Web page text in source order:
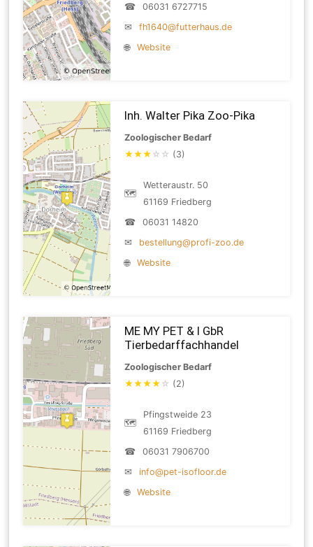
☎
06031 6727715
✉
fh1640@futterhaus.de
🌐
Website
Inh. Walter Pika Zoo-Pika
Zoologischer Bedarf
★★★ ☆ ☆ (3)
🗺
Wetteraustr. 50
61169 Friedberg
☎
06031 14820
✉
bestellung@profi-zoo.de
🌐
Website
ME MY PET & I GbR
Tierbedarffachhandel
Zoologischer Bedarf
★★★★ ☆ (2)
🗺
Pfingstweide 23
61169 Friedberg
☎
06031 7906700
✉
info@pet-isofloor.de
🌐
Website